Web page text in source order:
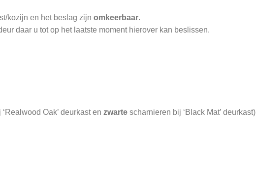
kozijn en het beslag zijn omkeerbaar.
daar u tot op het laatste moment hierover kan beslissen.
Oak’ deurkast en zwarte scharnieren bij ‘Black Mat’ deurkast)